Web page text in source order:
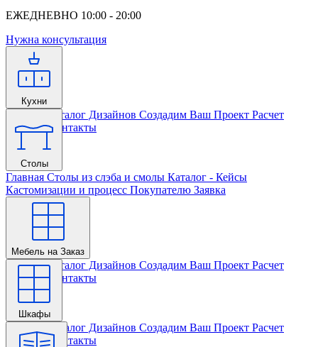
ЕЖЕДНЕВНО 10:00 - 20:00
Нужна консультация
Кухни
Главная Каталог Дизайнов Создадим Ваш Проект Расчет
Проекта Контакты
Столы
Главная Столы из слэба и смолы Каталог - Кейсы
Кастомизации и процесс Покупателю Заявка
Мебель на Заказ
Главная Каталог Дизайнов Создадим Ваш Проект Расчет
Проекта
Контакты
Шкафы
Главная Каталог Дизайнов Создадим Ваш Проект Расчет
Проекта Контакты